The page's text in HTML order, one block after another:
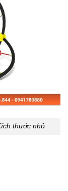
thước nhỏ